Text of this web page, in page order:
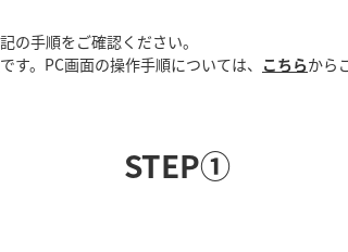
の手順をご確認ください。
。PC画面の操作手順については、 こちらから
STEP①